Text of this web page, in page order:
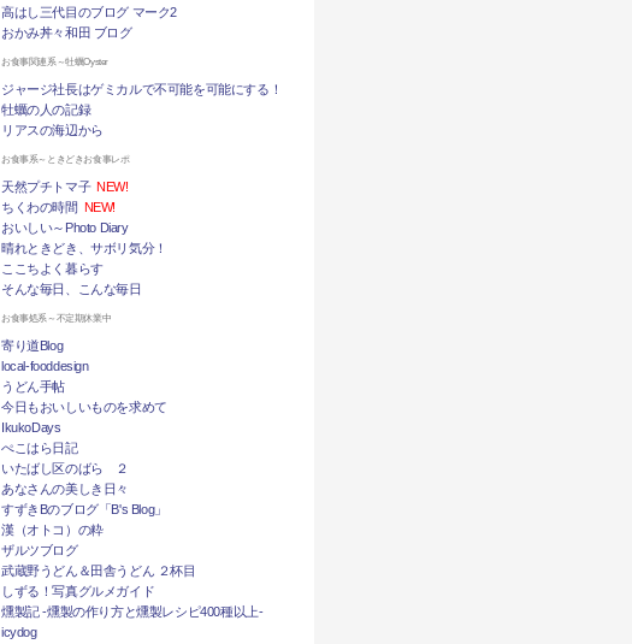
高はし三代目のブログ マーク2
おかみ丼々和田 ブログ
お食事関連系～牡蠣Oyster
ジャージ社長はゲミカルで不可能を可能にする！
牡蠣の人の記録
リアスの海辺から
お食事系～ときどきお食事レポ
天然プチトマ子 NEW!
ちくわの時間 NEW!
おいしい～Photo Diary
晴れときどき、サボリ気分！
ここちよく暮らす
そんな毎日、こんな毎日
お食事処系～不定期休業中
寄り道Blog
local-fooddesign
うどん手帖
今日もおいしいものを求めて
IkukoDays
ぺこはら日記
いたばし区のばら ２
あなさんの美しき日々
すずきBのブログ「B's Blog」
漢（オトコ）の粋
ザルツブログ
武蔵野うどん＆田舎うどん ２杯目
しずる！写真グルメガイド
燻製記 -燻製の作り方と燻製レシピ400種以上-
icydog